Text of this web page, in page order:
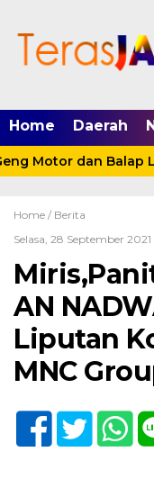
Home Daerah
Motor dan Balap
Home / Berita
Selasa, 28 September 2021
AN
Liputan
MNC